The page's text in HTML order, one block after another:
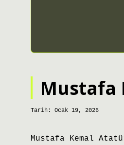
Mustafa
Tarih: Ocak 19, 2026
Mustafa Kemal